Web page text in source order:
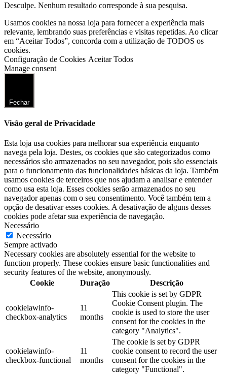
Desculpe. Nenhum resultado corresponde à sua pesquisa.
Usamos cookies na nossa loja para fornecer a experiência mais
relevante, lembrando suas preferências e visitas repetidas. Ao clicar
em “Aceitar Todos”, concorda com a utilização de TODOS os
cookies.
Configuração de Cookies Aceitar Todos
Manage consent
Fechar
Visão geral de Privacidade
Esta loja usa cookies para melhorar sua experiência enquanto
navega pela loja. Destes, os cookies que são categorizados como
necessários são armazenados no seu navegador, pois são essenciais
para o funcionamento das funcionalidades básicas da loja. Também
usamos cookies de terceiros que nos ajudam a analisar e entender
como usa esta loja. Esses cookies serão armazenados no seu
navegador apenas com o seu consentimento. Você também tem a
opção de desativar esses cookies. A desativação de alguns desses
cookies pode afetar sua experiência de navegação.
Necessário
Necessário
Sempre activado
Necessary cookies are absolutely essential for the website to
function properly. These cookies ensure basic functionalities and
security features of the website, anonymously.
Cookie
Duração Descrição
cookielawinfo-
checkbox-analytics
11
months
This cookie is set by GDPR
Cookie Consent plugin. The
cookie is used to store the user
consent for the cookies in the
category "Analytics".
cookielawinfo-
checkbox-functional
11
months
The cookie is set by GDPR
cookie consent to record the user
consent for the cookies in the
category "Functional".